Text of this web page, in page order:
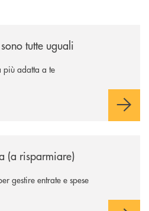
tutte uguali
più adatta a te
(a risparmiare)
gestire entrate e spese